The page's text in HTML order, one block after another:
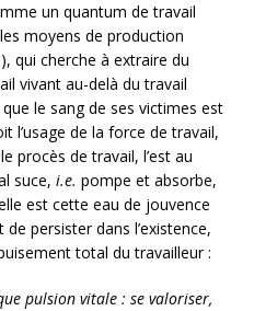
un quantum de travail
moyens de production
qui cherche à extraire du
vivant au-delà du travail
le sang de ses victimes est
l’usage de la force de travail,
procès de travail, l’est au
suce, i.e. pompe et absorbe,
est cette eau de jouvence
persister dans l’existence,
total du travailleur :
pulsion vitale : se valoriser,